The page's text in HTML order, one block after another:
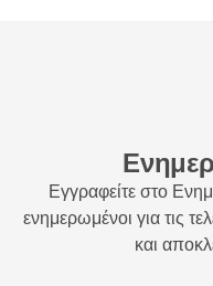
Εγγραφείτε στο
ενημερωμένοι για τις
και